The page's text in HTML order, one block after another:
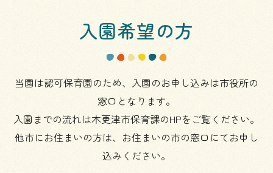
入園希望の方
当園は認可保育園のため、入園のお申し込みは市役所の
窓口となります。
入園までの流れは木更津市保育課のHPをご覧ください。
他市にお住まいの方は、お住まいの市の窓口にてお申し
込みください。